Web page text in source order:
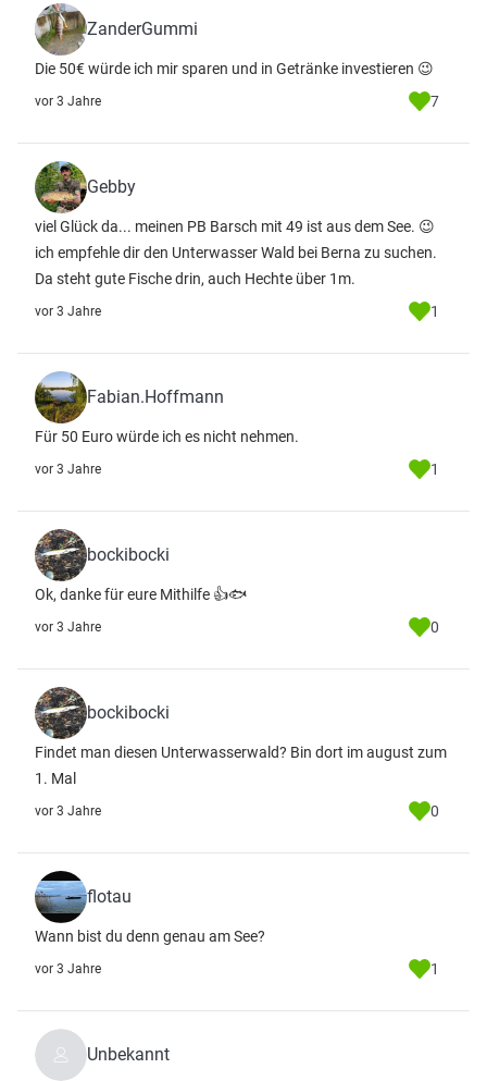
ZanderGummi
Die 50€ würde ich mir sparen und in Getränke investieren 😉
vor 3 Jahre 7
Gebby
viel Glück da... meinen PB Barsch mit 49 ist aus dem See. 😉
ich empfehle dir den Unterwasser Wald bei Berna zu suchen.
Da steht gute Fische drin, auch Hechte über 1m.
vor 3 Jahre 1
Fabian.Hoffmann
Für 50 Euro würde ich es nicht nehmen.
vor 3 Jahre 1
bockibocki
Ok, danke für eure Mithilfe 👍🐟
vor 3 Jahre 0
bockibocki
Findet man diesen Unterwasserwald? Bin dort im august zum
1. Mal
vor 3 Jahre 0
flotau
Wann bist du denn genau am See?
vor 3 Jahre 1
Unbekannt